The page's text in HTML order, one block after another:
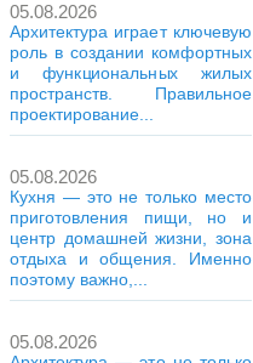
05.08.2026
Архитектура играет ключевую
роль в создании комфортных
и функциональных жилых
пространств. Правильное
проектирование...
05.08.2026
Кухня — это не только место
приготовления пищи, но и
центр домашней жизни, зона
отдыха и общения. Именно
поэтому важно,...
05.08.2026